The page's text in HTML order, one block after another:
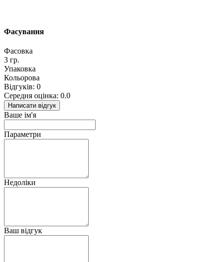
Фасування
Фасовка
3 гр.
Упаковка
Кольорова
Відгуків: 0
Середня оцінка: 0.0
Написати відгук
Ваше ім'я
Параметри
Недоліки
Ваш відгук